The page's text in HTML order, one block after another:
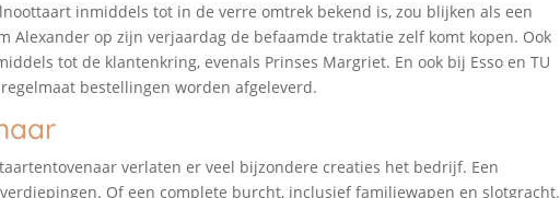
inmiddels tot in de verre omtrek bekend is, zou blijken als een
Alexander op zijn verjaardag de befaamde traktatie zelf komt kopen. Ook
tot de klantenkring, evenals Prinses Margriet. En ook bij Esso en TU
bestellingen worden afgeleverd.
verlaten er veel bijzondere creaties het bedrijf. Een
Of een complete burcht, inclusief familiewapen en slotgracht.